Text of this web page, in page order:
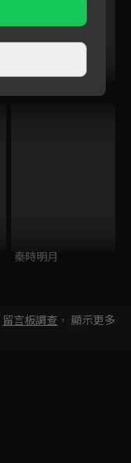
秦時明月
留言板調查 ， 顯示更多